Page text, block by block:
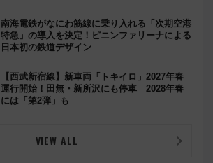
南海電鉄がなにわ筋線に乗り入れる「次期空港
特急」の導入を決定！ピニンファリーナによる
日本初の鉄道デザイン
【西武新宿線】新車両「トキイロ」2027年春
運行開始！田無・新所沢にも停車 2028年春
には「第2弾」も
VIEW ALL